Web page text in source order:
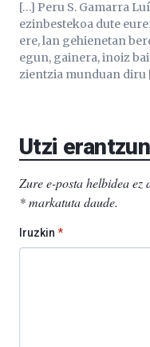
[…] Peru S. Gamarra
ezinbestekoa dute
ere, lan gehienetan
egun, gainera, inoiz
zientzia munduan diru
Utzi
Zure e-posta helbidea ez
*markatuta daude.
Iruzkin *